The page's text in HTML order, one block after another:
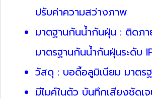
ปรับค่าความสว่างภาพ
มาตฐานกันน้ำกันฝุ่น : ติดภ
มาตรฐานกันน้ำกันฝุ่นระดับ
วัสดุ : บอดี้อลูมิเนียม มาตร
มีไมค์ในตัว บันทึกเสียงชัดเ